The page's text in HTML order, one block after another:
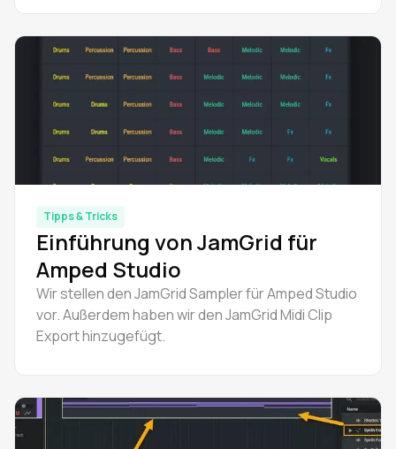
Tipps & Tricks
Einführung von JamGrid für
Amped Studio
Wir stellen den JamGrid Sampler für Amped Studio
vor. Außerdem haben wir den JamGrid Midi Clip
Export hinzugefügt.